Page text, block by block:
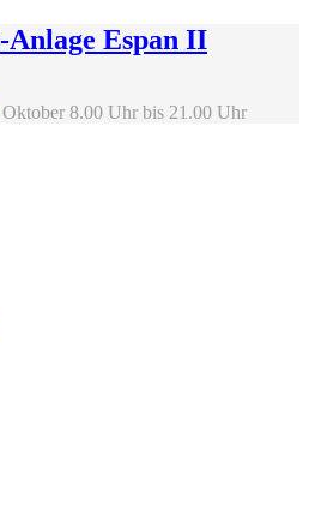
Espan II
8.00 Uhr bis 21.00 Uhr